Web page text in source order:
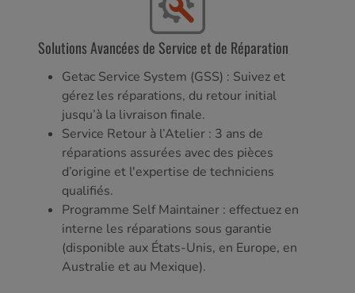
Solutions Avancées de Service et de Réparation
Getac Service System (GSS) : Suivez et
gérez les réparations, du retour initial
jusqu’à la livraison finale.
Service Retour à l’Atelier : 3 ans de
réparations assurées avec des pièces
d’origine et l'expertise de techniciens
qualifiés.
Programme Self Maintainer : effectuez en
interne les réparations sous garantie
(disponible aux États-Unis, en Europe, en
Australie et au Mexique).